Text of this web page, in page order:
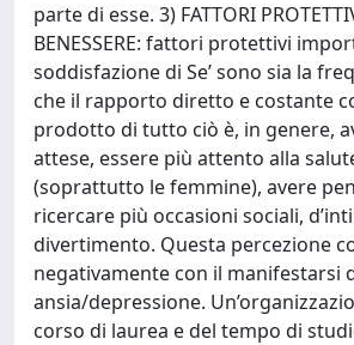
parte di esse. 3) FATTORI
BENESSERE: fattori protettivi
soddisfazione di Se’ sono sia la
che il rapporto diretto e costante
prodotto di tutto ciò è, in genere,
attese, essere più attento alla
(soprattutto le femmine), avere
ricercare più occasioni sociali,
divertimento. Questa percezione
negativamente con il manifestarsi
ansia/depressione.
corso di laurea e del tempo di